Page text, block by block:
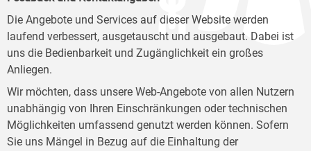
Die Angebote und Services auf dieser Website werden
laufend verbessert, ausgetauscht und ausgebaut. Dabei ist
uns die Bedienbarkeit und Zugänglichkeit ein großes
Anliegen.
Wir möchten, dass unsere Web-Angebote von allen Nutzern
unabhängig von Ihren Einschränkungen oder technischen
Möglichkeiten umfassend genutzt werden können. Sofern
Sie uns Mängel in Bezug auf die Einhaltung der